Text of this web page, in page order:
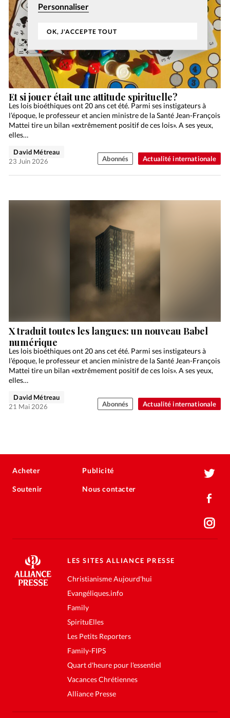
Personnaliser
OK, J'ACCEPTE TOUT
Actualité internationale
Et si jouer était une attitude spirituelle?
Les lois bioéthiques ont 20 ans cet été. Parmi ses instigateurs à
l’époque, le professeur et ancien ministre de la Santé Jean-François
Mattei tire un bilan «extrêmement positif de ces lois». A ses yeux,
elles…
David Métreau
23 Juin 2026
Abonnés
Actualité internationale
X traduit toutes les langues: un nouveau Babel
numérique
Les lois bioéthiques ont 20 ans cet été. Parmi ses instigateurs à
l’époque, le professeur et ancien ministre de la Santé Jean-François
Mattei tire un bilan «extrêmement positif de ces lois». A ses yeux,
elles…
David Métreau
21 Mai 2026
Abonnés
Acheter
Soutenir
Publicité
Nous contacter
LES SITES ALLIANCE PRESSE
Christianisme Aujourd'hui
Evangéliques.info
Family
SpirituElles
Les Petits Reporters
Family-FIPS
Quart d'heure pour l'essentiel
Vacances Chrétiennes
Alliance Presse